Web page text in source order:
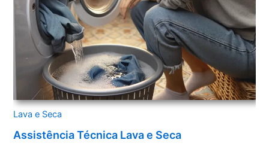
Lava e Seca
Assistência Técnica Lava e Seca